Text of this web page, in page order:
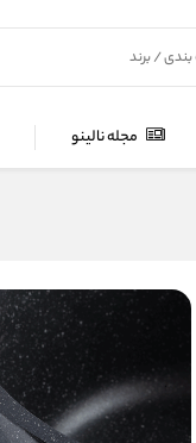
مجله نالینو